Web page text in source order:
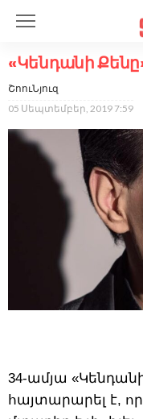
«Կենդանի
ՇոուՆյուզ
05 Սեպտեմբեր, 2019 7:59
34-ամյա
հայտարարել է,